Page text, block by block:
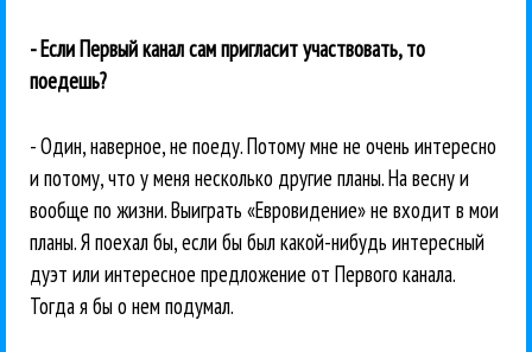
- Если Первый канал сам пригласит участвовать, то
поедешь?
- Один, наверное, не поеду. Потому мне не очень интересно
и потому, что у меня несколько другие планы. На весну и
вообще по жизни. Выиграть «Евровидение» не входит в мои
планы. Я поехал бы, если бы был какой-нибудь интересный
дуэт или интересное предложение от Первого канала.
Тогда я бы о нем подумал.